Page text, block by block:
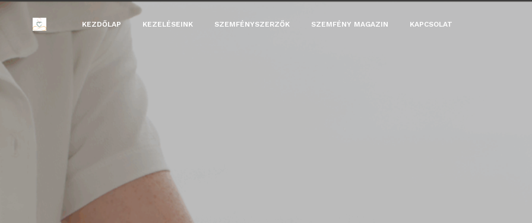
KEZDŐLAP KEZELÉSEINK SZEMFÉNYSZERZŐK SZEMFÉNY MAGAZIN KAPCSOLAT